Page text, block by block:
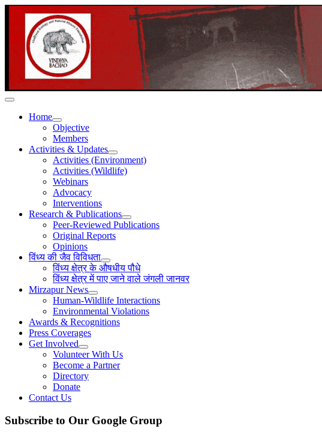
Home
Objective
Members
Activities & Updates
Activities (Environment)
Activities (Wildlife)
Webinars
Advocacy
Interventions
Research & Publications
Peer-Reviewed Publications
Original Reports
Opinions
विंध्य की जैव विविधता
विंध्य क्षेत्र के औषधीय पौधे
विंध्य क्षेत्र में पाए जाने वाले जंगली जानवर
Mirzapur News
Human-Wildlife Interactions
Environmental Violations
Awards & Recognitions
Press Coverages
Get Involved
Volunteer With Us
Become a Partner
Directory
Donate
Contact Us
Subscribe to Our Google Group